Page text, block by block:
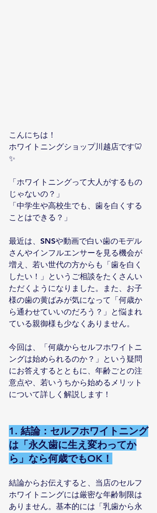
こんにちは！
ホワイトニングショップ川越店です🦷
✨
「ホワイトニングって大人がするもの
じゃないの？」
「中学生や高校生でも、歯を白くする
ことはできる？」
最近は、SNSや動画で白い歯のモデル
さんやインフルエンサーを見る機会が
増え、若い世代の方からも「歯を白く
したい！」というご相談をたくさんい
ただくようになりました。また、お子
様の歯の黄ばみが気になって「何歳か
ら通わせていいのだろう？」と悩まれ
ている親御様も少なくありません。
今回は、「何歳からセルフホワイトニ
ングは始められるのか？」という疑問
にお答えするとともに、年齢ごとの注
意点や、若いうちから始めるメリット
について詳しく解説します！
1. 結論：セルフホワイトニング
は「永久歯に生え変わってか
ら」なら何歳でもOK！
結論からお伝えすると、当店のセルフ
ホワイトニングには厳密な年齢制限は
ありません。基本的には「乳歯から永